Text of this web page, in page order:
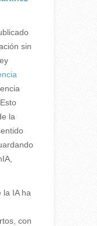
sin
la
la IA ha
con